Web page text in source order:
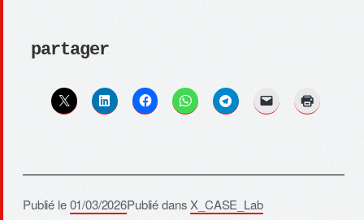
partager
Publié le01/03/2026Publié dansX_CASE_Lab